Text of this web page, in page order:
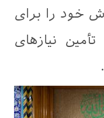
خود را برای
نیازهای